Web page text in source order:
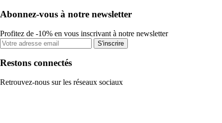
Abonnez-vous à notre newsletter
Profitez de -10% en vous inscrivant à notre newsletter
S'inscrire
Restons connectés
Retrouvez-nous sur les réseaux sociaux